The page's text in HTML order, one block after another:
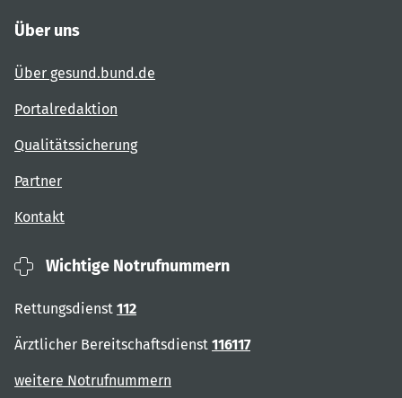
Über uns
Über gesund.bund.de
Portalredaktion
Qualitätssicherung
Partner
Kontakt
Wichtige Notrufnummern
Rettungsdienst 112
Ärztlicher Bereitschaftsdienst 116117
weitere Notrufnummern